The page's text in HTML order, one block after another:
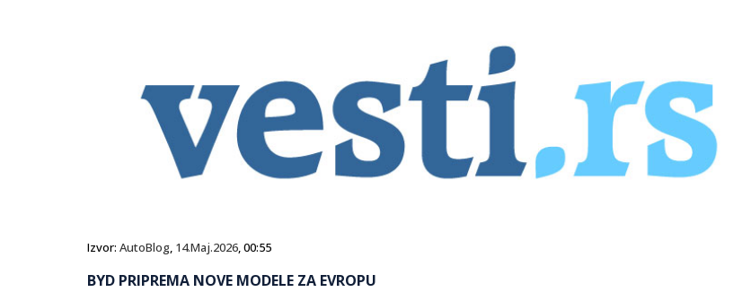
Izvor: AutoBlog, 14.Maj.2026, 00:55
BYD PRIPREMA NOVE MODELE ZA EVROPU